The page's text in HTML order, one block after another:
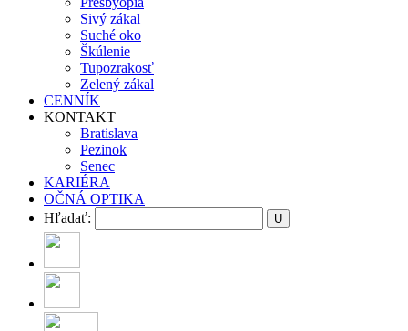
Sivý zákal
Suché oko
Škúlenie
Tupozrakosť
Zelený zákal
CENNÍK
KONTAKT
Bratislava
Pezinok
Senec
KARIÉRA
OČNÁ OPTIKA
Hľadať: